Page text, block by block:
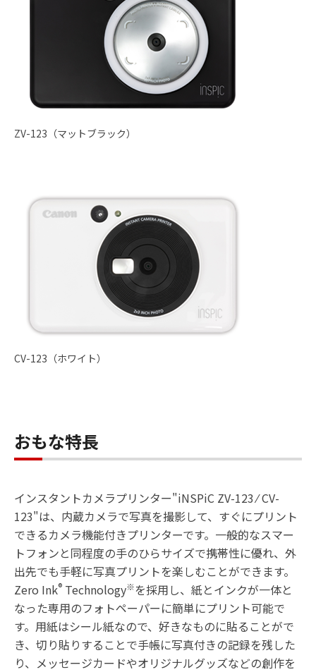
ZV-123（マットブラック）
CV-123（ホワイト）
おもな特長
インスタントカメラプリンター"iNSPiC ZV-123 ⁄ CV-
123"は、内蔵カメラで写真を撮影して、すぐにプリント
できるカメラ機能付きプリンターです。一般的なスマー
トフォンと同程度の手のひらサイズで携帯性に優れ、外
出先でも手軽に写真プリントを楽しむことができます。
Zero Ink® Technology※を採用し、紙とインクが一体と
なった専用のフォトペーパーに簡単にプリント可能で
す。用紙はシール紙なので、好きなものに貼ることがで
き、切り貼りすることで手帳に写真付きの記録を残した
り、メッセージカードやオリジナルグッズなどの創作を